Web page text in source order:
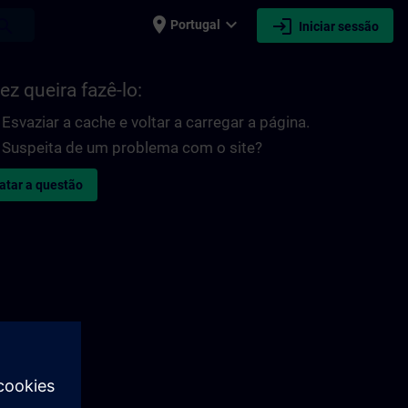
place Portugal expand_more login Iniciar sessão
queira fazê-lo:
Esvaziar a cache e voltar a carregar a página.
Suspeita de um problema com o site?
a questão